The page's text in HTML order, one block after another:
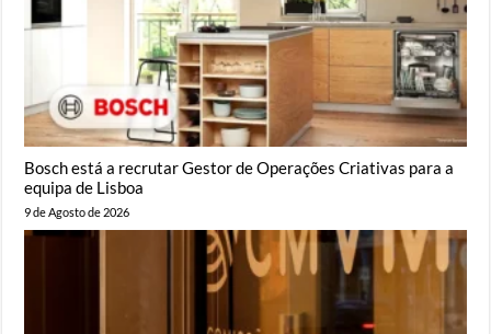
Bosch está a recrutar Gestor de Operações Criativas para a
equipa de Lisboa
9 de Agosto de 2026